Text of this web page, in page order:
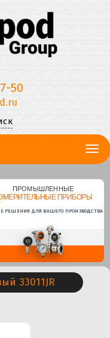
50
ПРОМЫШЛЕННЫЕ
ПРИБОРЫ
РЕШЕНИЯ ДЛЯ ВАШЕГО ПРОИЗВОДСТВА
33011JR